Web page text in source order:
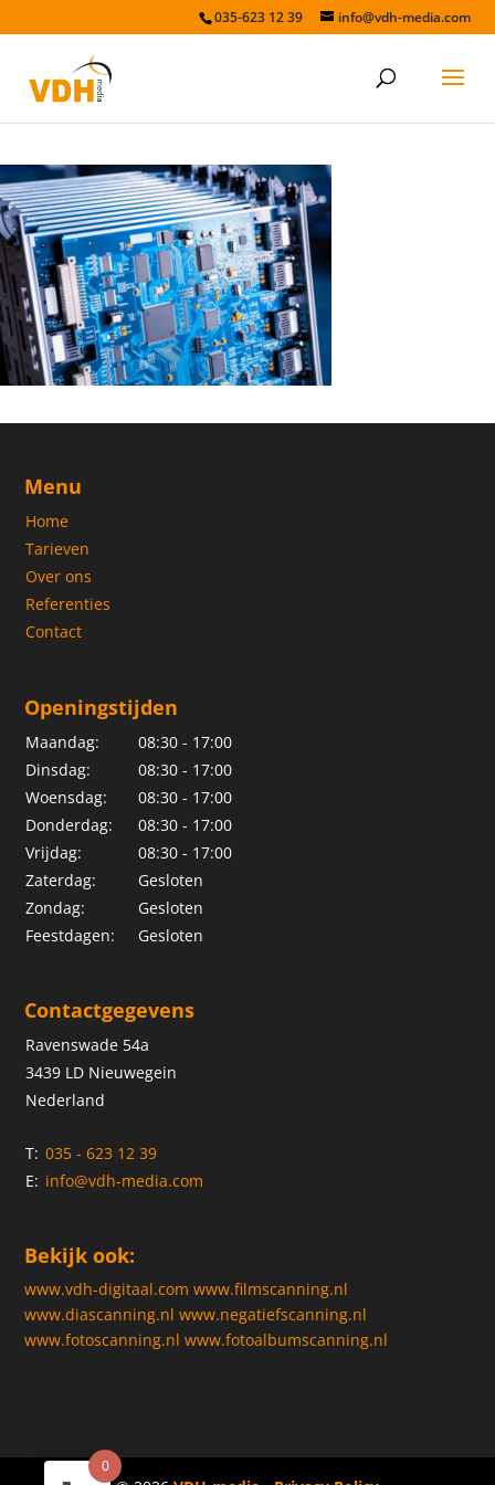
035-623 12 39 info@vdh-media.com
technologie
Menu
Home
Tarieven
Over ons
Referenties
Contact
Openingstijden
Maandag:
08:30 - 17:00
Dinsdag:
08:30 - 17:00
Woensdag:
08:30 - 17:00
Donderdag:
08:30 - 17:00
Vrijdag:
08:30 - 17:00
Zaterdag:
Gesloten
Zondag:
Gesloten
Feestdagen:
Gesloten
Contactgegevens
Ravenswade 54a
3439 LD Nieuwegein
Nederland
T: 035 - 623 12 39
E: info@vdh-media.com
Bekijk ook:
www.vdh-digitaal.com www.filmscanning.nl
www.diascanning.nl www.negatiefscanning.nl
www.fotoscanning.nl www.fotoalbumscanning.nl
0